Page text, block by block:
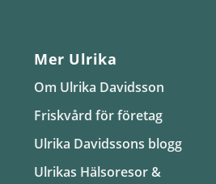
Mer Ulrika
Om Ulrika Davidsson
Friskvård för företag
Ulrika Davidssons blogg
Ulrikas Hälsoresor &